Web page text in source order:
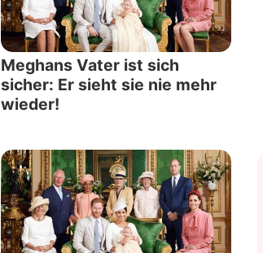
Meghans Vater ist sich
sicher: Er sieht sie nie mehr
wieder!